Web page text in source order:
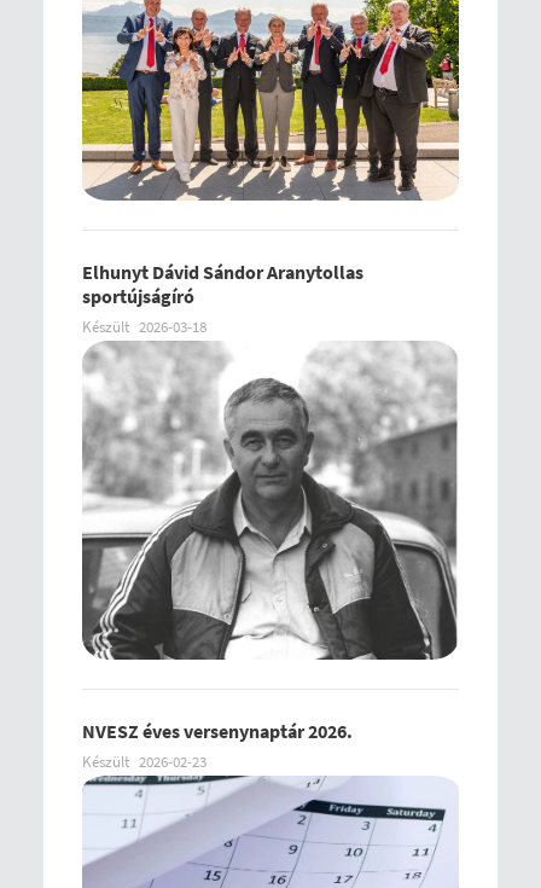
Elhunyt Dávid Sándor Aranytollas
sportújságíró
Készült 2026-03-18
NVESZ éves versenynaptár 2026.
Készült 2026-02-23